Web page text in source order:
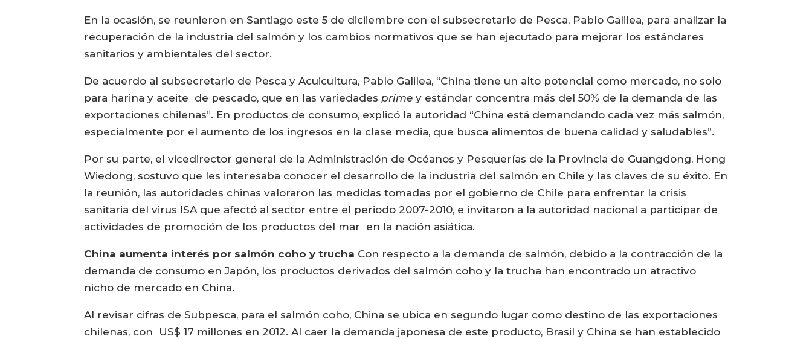
En la ocasión, se reunieron en Santiago este 5 de diciiembre con el subsecretario de Pesca, Pablo Galilea, para analizar la
recuperación de la industria del salmón y los cambios normativos que se han ejecutado para mejorar los estándares
sanitarios y ambientales del sector.
De acuerdo al subsecretario de Pesca y Acuicultura, Pablo Galilea, “China tiene un alto potencial como mercado, no solo
para harina y aceite de pescado, que en las variedadesprime y estándar concentra más del 50% de la demanda de las
exportaciones chilenas”. En productos de consumo, explicó la autoridad “China está demandando cada vez más salmón,
especialmente por el aumento de los ingresos en la clase media, que busca alimentos de buena calidad y saludables”.
Por su parte, el vicedirector general de la Administración de Océanos y Pesquerías de la Provincia de Guangdong, Hong
Wiedong, sostuvo que les interesaba conocer el desarrollo de la industria del salmón en Chile y las claves de su éxito. En
la reunión, las autoridades chinas valoraron las medidas tomadas por el gobierno de Chile para enfrentar la crisis
sanitaria del virus ISA que afectó al sector entre el periodo 2007-2010, e invitaron a la autoridad nacional a participar de
actividades de promoción de los productos del mar en la nación asiática.
China aumenta interés por salmón coho y trucha Con respecto a la demanda de salmón, debido a la contracción de la
demanda de consumo en Japón, los productos derivados del salmón coho y la trucha han encontrado un atractivo
nicho de mercado en China.
Al revisar cifras de Subpesca, para el salmón coho, China se ubica en segundo lugar como destino de las exportaciones
chilenas, con US$ 17 millones en 2012. Al caer la demanda japonesa de este producto, Brasil y China se han establecido